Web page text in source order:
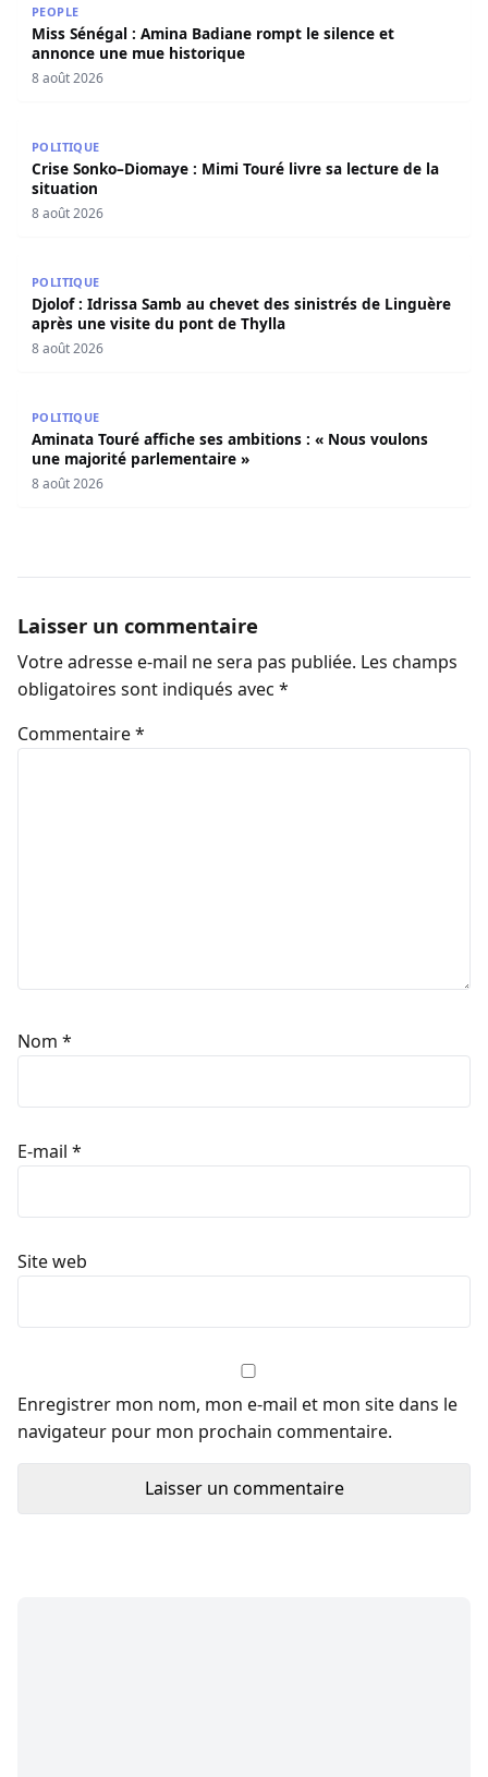
PEOPLE
Miss Sénégal : Amina Badiane rompt le silence et
annonce une mue historique
8 août 2026
POLITIQUE
Crise Sonko–Diomaye : Mimi Touré livre sa lecture de la
situation
8 août 2026
POLITIQUE
Djolof : Idrissa Samb au chevet des sinistrés de Linguère
après une visite du pont de Thylla
8 août 2026
POLITIQUE
Aminata Touré affiche ses ambitions : « Nous voulons
une majorité parlementaire »
8 août 2026
Laisser un commentaire
Votre adresse e-mail ne sera pas publiée. Les champs
obligatoires sont indiqués avec *
Commentaire*
Nom *
E-mail *
Site web
Enregistrer mon nom, mon e-mail et mon site dans le
navigateur pour mon prochain commentaire.